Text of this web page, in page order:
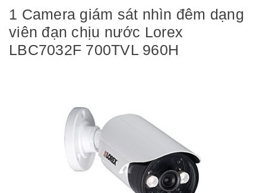
1 Camera giám sát nhìn đêm dạng
viên đạn chịu nước Lorex
LBC7032F 700TVL 960H